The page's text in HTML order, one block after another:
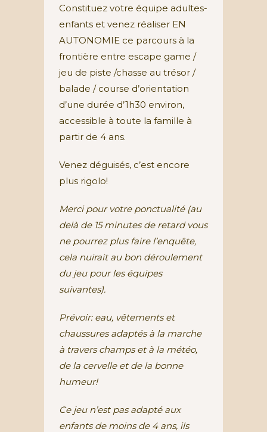
Constituez votre équipe adultes-
enfants et venez réaliser EN
AUTONOMIE ce parcours à la
frontière entre escape game /
jeu de piste /chasse au trésor /
balade / course d’orientation
d’une durée d’1h30 environ,
accessible à toute la famille à
partir de 4 ans.
Venez déguisés, c’est encore
plus rigolo!
Merci pour votre ponctualité (au
delà de 15 minutes de retard vous
ne pourrez plus faire l’enquête,
cela nuirait au bon déroulement
du jeu pour les équipes
suivantes).
Prévoir: eau, vêtements et
chaussures adaptés à la marche
à travers champs et à la météo,
de la cervelle et de la bonne
humeur!
Ce jeu n’est pas adapté aux
enfants de moins de 4 ans, ils